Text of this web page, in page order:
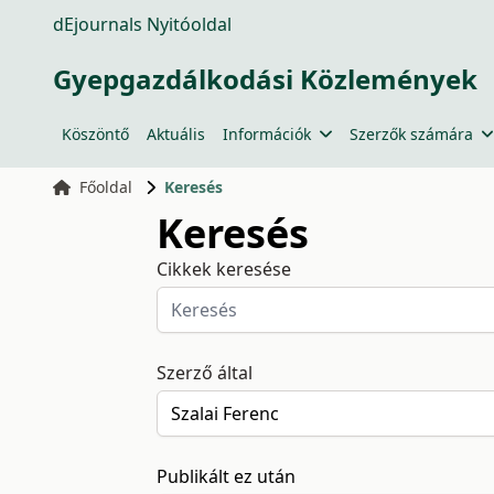
dEjournals Nyitóoldal
Gyepgazdálkodási Közlemények
Köszöntő Aktuális Információk Szerzők számára
Főoldal Keresés
Keresés
Cikkek keresése
Szerző által
Publikált ez után